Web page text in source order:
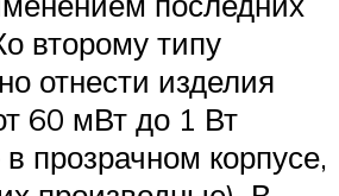
второму типу
отнести изделия
60 мВт до 1 Вт
в прозрачном корпусе,